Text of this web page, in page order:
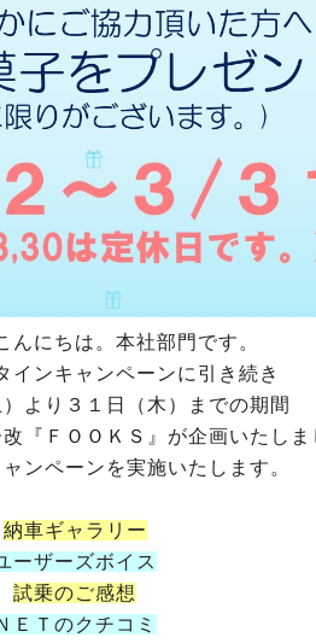
んにちは。本社部門です。
インキャンペーンに引き続き
より３１日（木）までの期間
『ＦＯＯＫＳ』が企画いたしま
ンペーンを実施いたします。
納車ギャラリー
ーザーズボイス
試乗のご感想
ＥＴのクチコミ